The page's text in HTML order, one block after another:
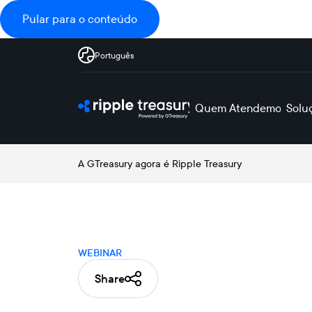
Pular para o conteúdo
Português
Quem Atendemos
A GTreasury agora é Ripple Treasury
WEBINAR
Share